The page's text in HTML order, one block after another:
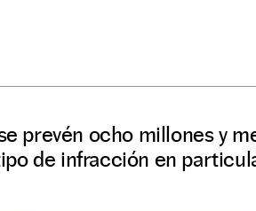
prevén ocho millones y
de infracción en